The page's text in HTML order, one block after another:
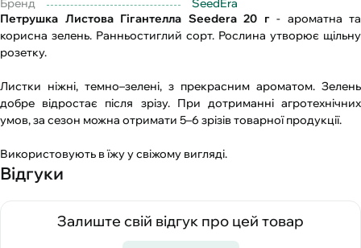
Бренд
SeedEra
Петрушка Листова Гігантелла Seedera 20 г - ароматна та
корисна зелень. Ранньостиглий сорт. Рослина утворює щільну
розетку.
Листки ніжні, темно–зелені, з прекрасним ароматом. Зелень
добре відростає після зрізу. При дотриманні агротехнічних
умов, за сезон можна отримати 5–6 зрізів товарної продукції.
Використовують в їжу у свіжому вигляді.
Відгуки
Залиште свій відгук про цей товар